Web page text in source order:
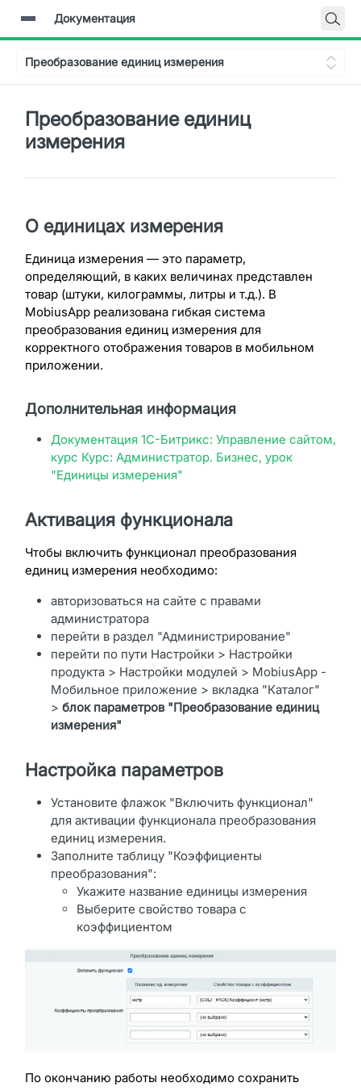
Документация
Преобразование единиц измерения
Преобразование единиц
измерения
О единицах измерения
Единица измерения — это параметр,
определяющий, в каких величинах представлен
товар (штуки, килограммы, литры и т.д.). В
MobiusApp реализована гибкая система
преобразования единиц измерения для
корректного отображения товаров в мобильном
приложении.
Дополнительная информация
Документация 1С-Битрикс: Управление сайтом,
курс Курс: Администратор. Бизнес, урок
"Единицы измерения"
Активация функционала
Чтобы включить функционал преобразования
единиц измерения необходимо:
авторизоваться на сайте с правами
администратора
перейти в раздел "Администрирование"
перейти по пути Настройки > Настройки
продукта > Настройки модулей > MobiusApp -
Мобильное приложение > вкладка "Каталог"
> блок параметров "Преобразование единиц
измерения"
Настройка параметров
Установите флажок "Включить функционал"
для активации функционала преобразования
единиц измерения.
Заполните таблицу "Коэффициенты
преобразования":
Укажите название единицы измерения
Выберите свойство товара с
коэффициентом
По окончанию работы необходимо сохранить